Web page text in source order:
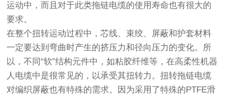
运动中，而且对于此类拖链电缆的使用寿命也有很大的
要求。
在整个扭转运动过程中，芯线、束绞、屏蔽和护套材料
一定要达到弯曲时产生的挤压力和径向压力的变化。所
以，不同“软”结构元件中，如粘胶纤维等，在高柔性机器
人电缆中是很常见的，以承受其扭转力。扭转拖链电缆
对编织屏蔽也有特殊的需求。因为采用了特殊的PTFE滑